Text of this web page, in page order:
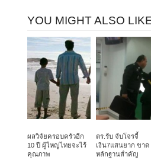
YOU MIGHT ALSO
ผลวิจัยครอบครัวอีก
10 ปี ผู้ใหญ่ไทยจะไร้
คุณภาพ
ตร.รับ จับโจรจี้
เงิน7แสนยาก ขาด
หลักฐานสำคัญ